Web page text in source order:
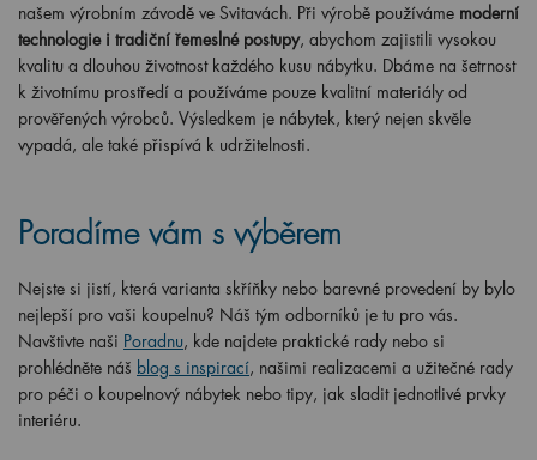
našem výrobním závodě ve Svitavách. Při výrobě používáme moderní
technologie i tradiční řemeslné postupy, abychom zajistili vysokou
kvalitu a dlouhou životnost každého kusu nábytku. Dbáme na šetrnost
k životnímu prostředí a používáme pouze kvalitní materiály od
prověřených výrobců. Výsledkem je nábytek, který nejen skvěle
vypadá, ale také přispívá k udržitelnosti.
Poradíme vám s výběrem
Nejste si jistí, která varianta skříňky nebo barevné provedení by bylo
nejlepší pro vaši koupelnu? Náš tým odborníků je tu pro vás.
Navštivte naši Poradnu, kde najdete praktické rady nebo si
prohlédněte náš blog s inspirací, našimi realizacemi a užitečné rady
pro péči o koupelnový nábytek nebo tipy, jak sladit jednotlivé prvky
interiéru.